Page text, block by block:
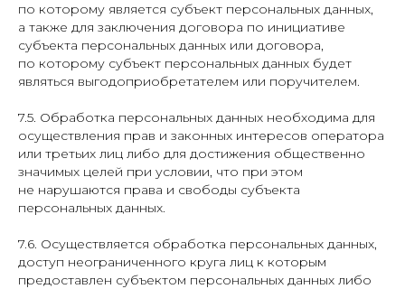
по которому является субъект персональных данных,
а также для заключения договора по инициативе
субъекта персональных данных или договора,
по которому субъект персональных данных будет
являться выгодоприобретателем или поручителем.
7.5. Обработка персональных данных необходима для
осуществления прав и законных интересов оператора
или третьих лиц либо для достижения общественно
значимых целей при условии, что при этом
не нарушаются права и свободы субъекта
персональных данных.
7.6. Осуществляется обработка персональных данных,
доступ неограниченного круга лиц к которым
предоставлен субъектом персональных данных либо